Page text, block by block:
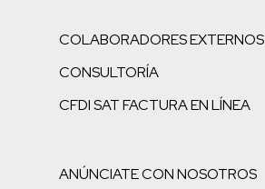
COLABORADORES EXTERNOS
CONSULTORÍA
CFDI SAT FACTURA EN LÍNEA
ANÚNCIATE CON NOSOTROS